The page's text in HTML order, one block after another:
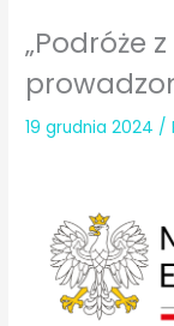
„Podróże
19 grudnia 2024 /